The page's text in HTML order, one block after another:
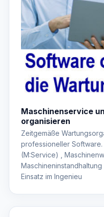
Maschinenservice
organisieren
Zeitgemäße
professioneller
(M:Service) ,
Einsatz im Ingenieu